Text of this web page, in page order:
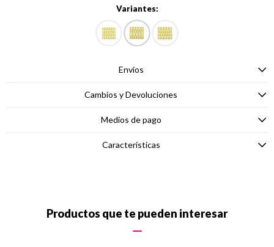
Variantes:
Envíos
Cambios y Devoluciones
Medios de pago
Características
Productos que te pueden interesar